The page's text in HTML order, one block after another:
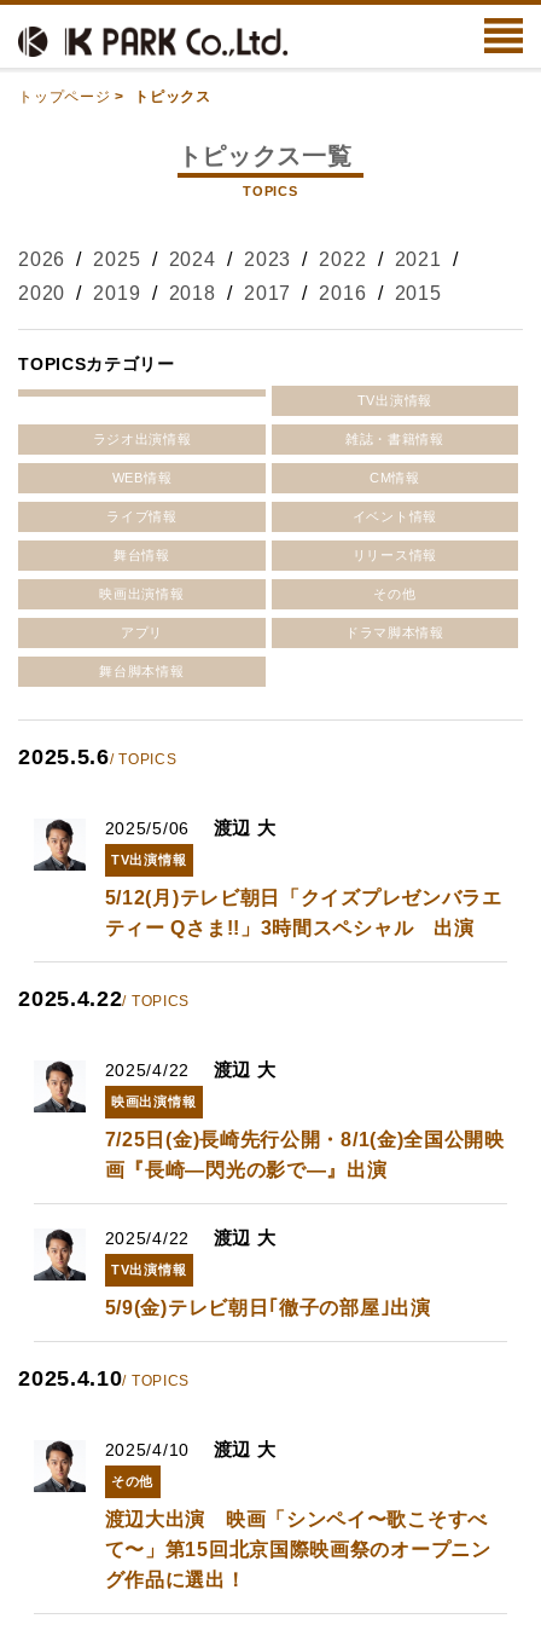
トップページ > トピックス
トピックス一覧
TOPICS
2026 / 2025 / 2024 / 2023 / 2022 / 2021 /
2020 / 2019 / 2018 / 2017 / 2016 / 2015
TOPICSカテゴリー
TV出演情報
ラジオ出演情報 雑誌・書籍情報
WEB情報 CM情報
ライブ情報 イベント情報
舞台情報 リリース情報
映画出演情報 その他
アプリ ドラマ脚本情報
舞台脚本情報
2025.5.6/ TOPICS
2025/5/06 渡辺 大
TV出演情報
5/12(月)テレビ朝日「クイズプレゼンバラエ
ティー Qさま!!」3時間スペシャル 出演
2025.4.22/ TOPICS
2025/4/22 渡辺 大
映画出演情報
7/25日(金)長崎先行公開・8/1(金)全国公開映
画『長崎―閃光の影で―』出演
2025/4/22 渡辺 大
TV出演情報
5/9(金)テレビ朝日｢徹子の部屋｣出演
2025.4.10/ TOPICS
2025/4/10 渡辺 大
その他
渡辺大出演 ​映画「シンペイ〜歌こそすべ
て〜」第15回北京国際映画祭のオープニン
グ作品に選出！